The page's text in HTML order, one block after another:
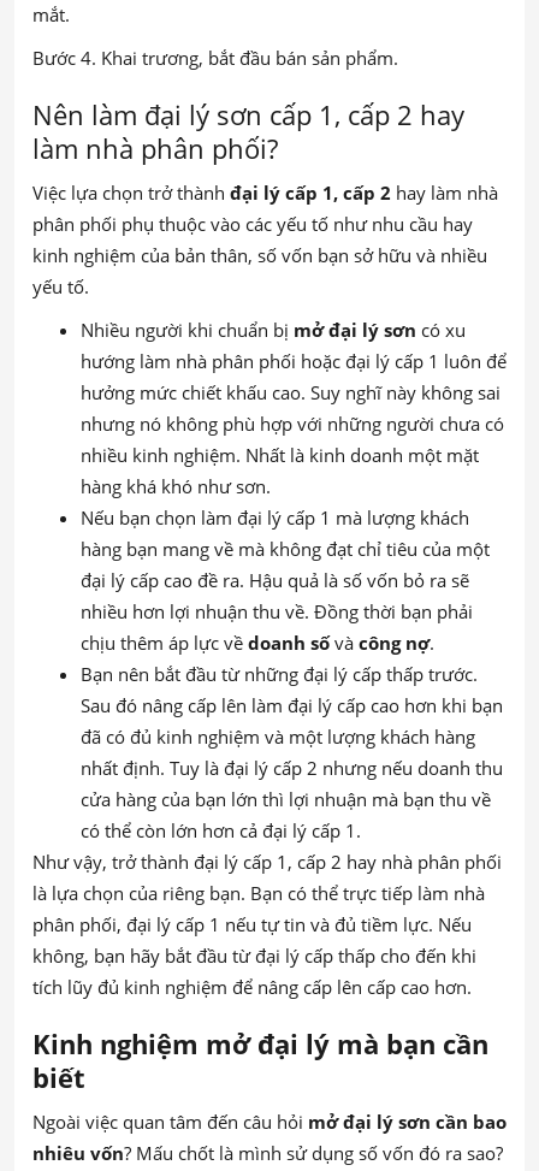
mắt.
Bước 4. Khai trương, bắt đầu bán sản phẩm.
Nên làm đại lý sơn cấp 1, cấp 2 hay
làm nhà phân phối?
Việc lựa chọn trở thành đại lý cấp 1, cấp 2 hay làm nhà
phân phối phụ thuộc vào các yếu tố như nhu cầu hay
kinh nghiệm của bản thân, số vốn bạn sở hữu và nhiều
yếu tố.
Nhiều người khi chuẩn bị mở đại lý sơn có xu
hướng làm nhà phân phối hoặc đại lý cấp 1 luôn để
hưởng mức chiết khấu cao. Suy nghĩ này không sai
nhưng nó không phù hợp với những người chưa có
nhiều kinh nghiệm. Nhất là kinh doanh một mặt
hàng khá khó như sơn.
Nếu bạn chọn làm đại lý cấp 1 mà lượng khách
hàng bạn mang về mà không đạt chỉ tiêu của một
đại lý cấp cao đề ra. Hậu quả là số vốn bỏ ra sẽ
nhiều hơn lợi nhuận thu về. Đồng thời bạn phải
chịu thêm áp lực về doanh sốvà công nợ.
Bạn nên bắt đầu từ những đại lý cấp thấp trước.
Sau đó nâng cấp lên làm đại lý cấp cao hơn khi bạn
đã có đủ kinh nghiệm và một lượng khách hàng
nhất định. Tuy là đại lý cấp 2 nhưng nếu doanh thu
cửa hàng của bạn lớn thì lợi nhuận mà bạn thu về
có thể còn lớn hơn cả đại lý cấp 1.
Như vậy, trở thành đại lý cấp 1, cấp 2 hay nhà phân phối
là lựa chọn của riêng bạn. Bạn có thể trực tiếp làm nhà
phân phối, đại lý cấp 1 nếu tự tin và đủ tiềm lực. Nếu
không, bạn hãy bắt đầu từ đại lý cấp thấp cho đến khi
tích lũy đủ kinh nghiệm để nâng cấp lên cấp cao hơn.
Kinh nghiệm mở đại lý mà bạn cần
biết
Ngoài việc quan tâm đến câu hỏi mở đại lý sơn cần bao
nhiêu vốn? Mấu chốt là mình sử dụng số vốn đó ra sao?